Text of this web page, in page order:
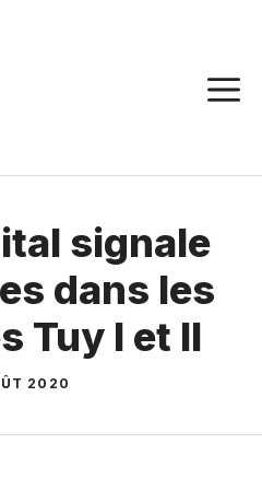
signale
dans les
Tuy I et II
2020